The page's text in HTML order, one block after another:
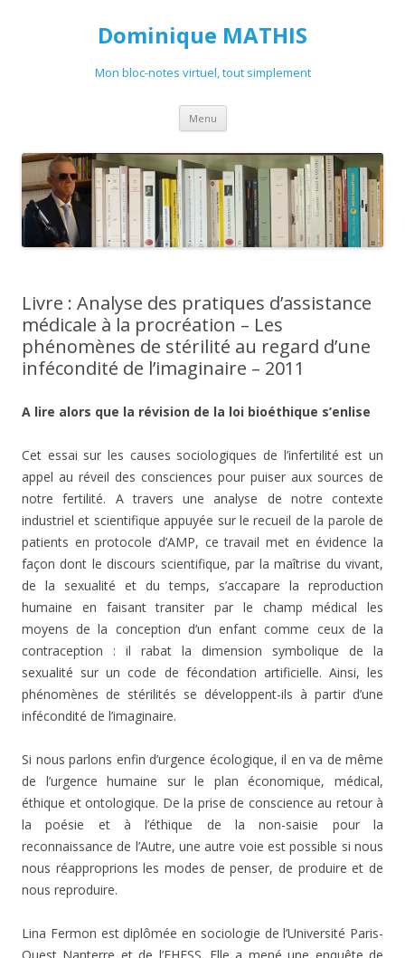
Dominique MATHIS
Mon bloc-notes virtuel, tout simplement
Menu Aller
contenu
Livre : Analyse des pratiques d’assistance
médicale à la procréation – Les
phénomènes de stérilité au regard d’une
infécondité de l’imaginaire – 2011
A lire alors que la révision de la loi bioéthique s’enlise
Cet essai sur les causes sociologiques de l’infertilité est un
appel au réveil des consciences pour puiser aux sources de
notre fertilité. A travers une analyse de notre contexte
industriel et scientifique appuyée sur le recueil de la parole de
patients en protocole d’AMP, ce travail met en évidence la
façon dont le discours scientifique, par la maîtrise du vivant,
de la sexualité et du temps, s’accapare la reproduction
humaine en faisant transiter par le champ médical les
moyens de la conception d’un enfant comme ceux de la
contraception : il rabat la dimension symbolique de la
sexualité sur un code de fécondation artificielle. Ainsi, les
phénomènes de stérilités se développent-ils à partir d’une
infécondité de l’imaginaire.
Si nous parlons enfin d’urgence écologique, il en va de même
de l’urgence humaine sur le plan économique, médical,
éthique et ontologique. De la prise de conscience au retour à
la poésie et à l’éthique de la non-saisie pour la
reconnaissance de l’Autre, une autre voie est possible si nous
nous réapproprions les modes de penser, de produire et de
nous reproduire.
Lina Fermon est diplômée en sociologie de l’Université Paris-